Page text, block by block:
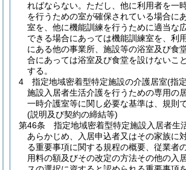
ればならない。 ただし、他に利用者を一
を行うための室が確保されている場合に
室を、他に機能訓練を行うために適当な
できる場合にあっては機能訓練室を、利
にある他の事業所、施設等の浴室及び食
合にあっては浴室及び食堂を設けないこ
する。
4
指定地域密着型特定施設の介護居室(指
施設入居者生活介護を行うための専用の
一時介護室等に関し必要な基準は、規則で
(説明及び契約の締結等)
第46条
指定地域密着型特定施設入居者生
あらかじめ、入居申込者又はその家族に
る重要事項に関する規程の概要、従業者
用料の額及びその改定の方法その他の入